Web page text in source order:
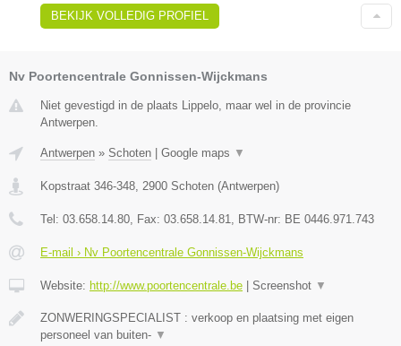
BEKIJK VOLLEDIG PROFIEL
Nv Poortencentrale Gonnissen-Wijckmans
Niet gevestigd in de plaats Lippelo, maar wel in de provincie
Antwerpen.
Antwerpen » Schoten Google maps ▼
Kopstraat 346-348 2900 Schoten (Antwerpen)
Tel: 03.658.14.80 , Fax: 03.658.14.81 , BTW-nr: BE 0446.971.743
E-mail › Nv Poortencentrale Gonnissen-Wijckmans
Website: http://www.poortencentrale.be Screenshot ▼
ZONWERINGSPECIALIST : verkoop en plaatsing met eigen
personeel van buiten- ▼